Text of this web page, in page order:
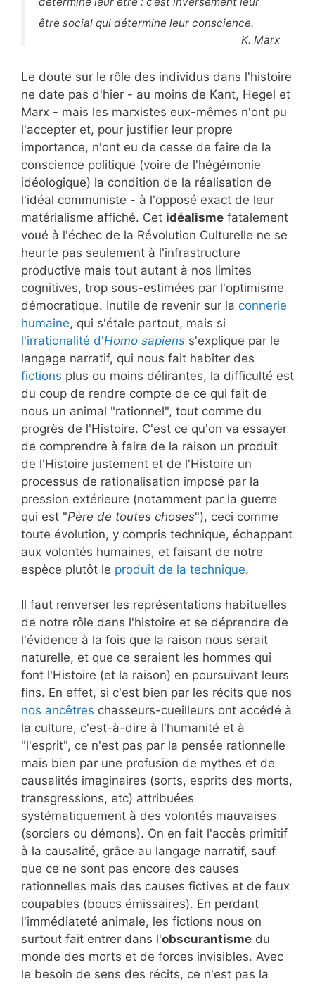
être social qui détermine leur conscience.
K. Marx
Le doute sur le rôle des individus dans l'histoire
ne date pas d'hier - au moins de Kant, Hegel et
Marx - mais les marxistes eux-mêmes n'ont pu
l'accepter et, pour justifier leur propre
importance, n'ont eu de cesse de faire de la
conscience politique (voire de l'hégémonie
idéologique) la condition de la réalisation de
l'idéal communiste - à l'opposé exact de leur
matérialisme affiché. Cet idéalisme fatalement
voué à l'échec de la Révolution Culturelle ne se
heurte pas seulement à l'infrastructure
productive mais tout autant à nos limites
cognitives, trop sous-estimées par l'optimisme
démocratique. Inutile de revenir sur la connerie
humaine, qui s'étale partout, mais si
l'irrationalité d'Homo sapiens s'explique par le
langage narratif, qui nous fait habiter des
fictions plus ou moins délirantes, la difficulté est
du coup de rendre compte de ce qui fait de
nous un animal "rationnel", tout comme du
progrès de l'Histoire. C'est ce qu'on va essayer
de comprendre à faire de la raison un produit
de l'Histoire justement et de l'Histoire un
processus de rationalisation imposé par la
pression extérieure (notamment par la guerre
qui est "Père de toutes choses"), ceci comme
toute évolution, y compris technique, échappant
aux volontés humaines, et faisant de notre
espèce plutôt le produit de la technique.
Il faut renverser les représentations habituelles
de notre rôle dans l'histoire et se déprendre de
l'évidence à la fois que la raison nous serait
naturelle, et que ce seraient les hommes qui
font l'Histoire (et la raison) en poursuivant leurs
fins. En effet, si c'est bien par les récits que nos
nos ancêtres chasseurs-cueilleurs ont accédé à
la culture, c'est-à-dire à l'humanité et à
"l'esprit", ce n'est pas par la pensée rationnelle
mais bien par une profusion de mythes et de
causalités imaginaires (sorts, esprits des morts,
transgressions, etc) attribuées
systématiquement à des volontés mauvaises
(sorciers ou démons). On en fait l'accès primitif
à la causalité, grâce au langage narratif, sauf
que ce ne sont pas encore des causes
rationnelles mais des causes fictives et de faux
coupables (boucs émissaires). En perdant
l'immédiateté animale, les fictions nous on
surtout fait entrer dans l'obscurantisme du
monde des morts et de forces invisibles. Avec
le besoin de sens des récits, ce n'est pas la